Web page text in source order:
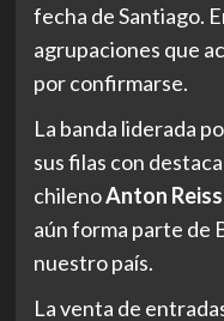
fecha de Santiago.
agrupaciones que
por confirmarse.
La banda liderada
sus filas con
chilenoAnton
aún forma parte de
nuestro país.
La venta de